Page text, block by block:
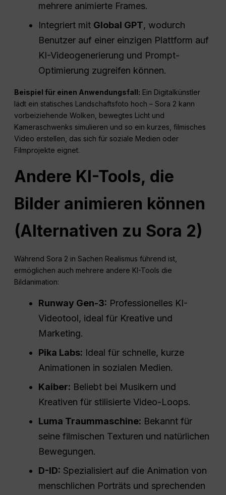
mehrere animierte Frames.
Integriert mit Global GPT, wodurch
Benutzer auf einer einzigen Plattform auf
KI-Videogenerierung und Prompt-
Optimierung zugreifen können.
Beispiel für einen Anwendungsfall: Ein Digitalkünstler
lädt ein statisches Landschaftsfoto hoch – Sora 2 kann
vorbeiziehende Wolken, bewegtes Licht und
Kameraschwenks simulieren und so ein kurzes, filmisches
Video erstellen, das sich für soziale Medien oder
Filmprojekte eignet.
Andere KI-Tools, die
Bilder animieren können
(Alternativen zu Sora 2)
Während Sora 2 in Sachen Realismus führend ist,
ermöglichen auch mehrere andere KI-Tools die
Bildanimation:
Runway Gen-3: Professionelles KI-
Videotool, ideal für Kreative und
Marketing.
Pika Labs: Ideal für schnelle, kurze
Animationen in sozialen Medien.
Kaiber: Beliebt bei Musikern und
Kreativen für stilisierte Video-Loops.
Luma Traummaschine: Bekannt für
seine filmischen Texturen und natürlichen
Bewegungen.
D-ID: Spezialisiert auf die Animation von
menschlichen Porträts und sprechenden